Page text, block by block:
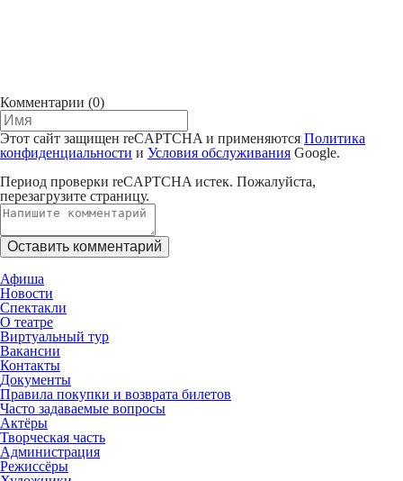
Комментарии (0)
Этот сайт защищен reCAPTCHA и применяются Политика
конфиденциальности и Условия обслуживания Google.
Период проверки reCAPTCHA истек. Пожалуйста,
перезагрузите страницу.
Афиша
Новости
Спектакли
О театре
Виртуальный тур
Вакансии
Контакты
Документы
Правила покупки и возврата билетов
Часто задаваемые вопросы
Актёры
Творческая часть
Администрация
Режиссёры